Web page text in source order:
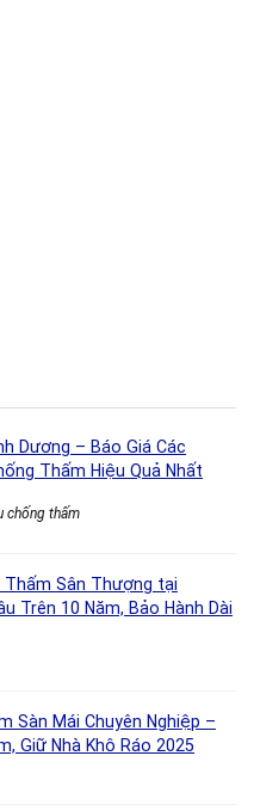
Dương – Báo Giá Các
Thấm Hiệu Quả Nhất
chống thấm
Thấm Sân Thượng tại
Trên 10 Năm, Bảo Hành Dài
Sàn Mái Chuyên Nghiệp –
Giữ Nhà Khô Ráo 2025